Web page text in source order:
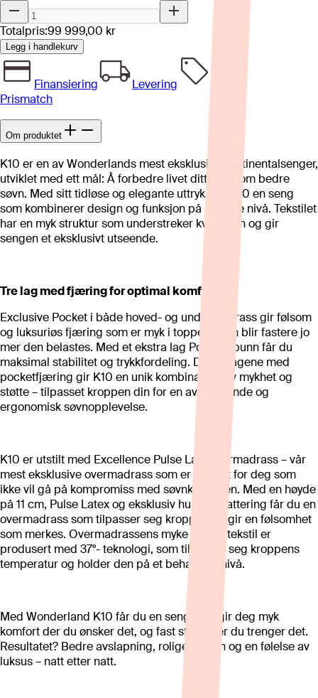
Totalpris:99 999,00 kr
Legg i handlekurv
Finansiering
Levering
Prismatch
Om produktet
K10 er en av Wonderlands mest eksklusive kontinentalsenger,
utviklet med ett mål: Å forbedre livet ditt gjennom bedre
søvn. Med sitt tidløse og elegante uttrykk, er K10 en seng
som kombinerer design og funksjon på høyeste nivå. Tekstilet
har en myk struktur som understreker kvaliteten og gir
sengen et eksklusivt utseende.
Tre lag med fjæring for optimal komfort
Exclusive Pocket i både hoved- og undermadrass gir følsom
og luksuriøs fjæring som er myk i toppen, men blir fastere jo
mer den belastes. Med et ekstra lag Pocket i bunn får du
maksimal stabilitet og trykkfordeling. De tre lagene med
pocketfjæring gir K10 en unik kombinasjon av mykhet og
støtte – tilpasset kroppen din for en avslappende og
ergonomisk søvnopplevelse.
K10 er utstilt med Excellence Pulse Late overmadrass – vår
mest eksklusive overmadrass som er perfekt for deg som
ikke vil gå på kompromiss med søvnkvaliteten. Med en høyde
på 11 cm, Pulse Latex og eksklusiv hullfibervattering får du en
overmadrass som tilpasser seg kroppen og gir en følsomhet
som merkes. Overmadrassens myke stretchtekstil er
produsert med 37°- teknologi, som tilpasser seg kroppens
temperatur og holder den på et behagelig nivå.
Med Wonderland K10 får du en seng som gir deg myk
komfort der du ønsker det, og fast støtte der du trenger det.
Resultatet? Bedre avslapning, roligere søvn og en følelse av
luksus – natt etter natt.